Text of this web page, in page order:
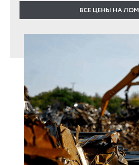
ВСЕ ЦЕНЫ НА ЛОМ